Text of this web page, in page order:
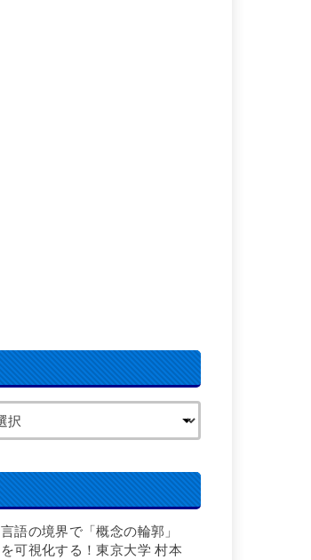
言語の境界で「概念の輪郭」
を可視化する！東京大学 村本